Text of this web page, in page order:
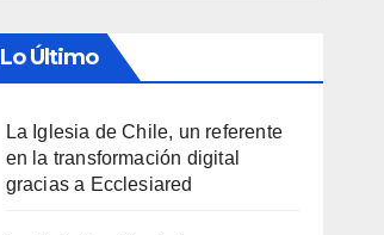
Lo Último
La Iglesia de Chile, un referente
en la transformación digital
gracias a Ecclesiared